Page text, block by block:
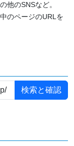
他のSNSなど。
のページのURLを